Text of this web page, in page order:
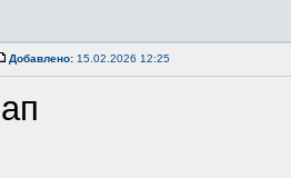
Добавлено: 15.02.2026 12:25
ап